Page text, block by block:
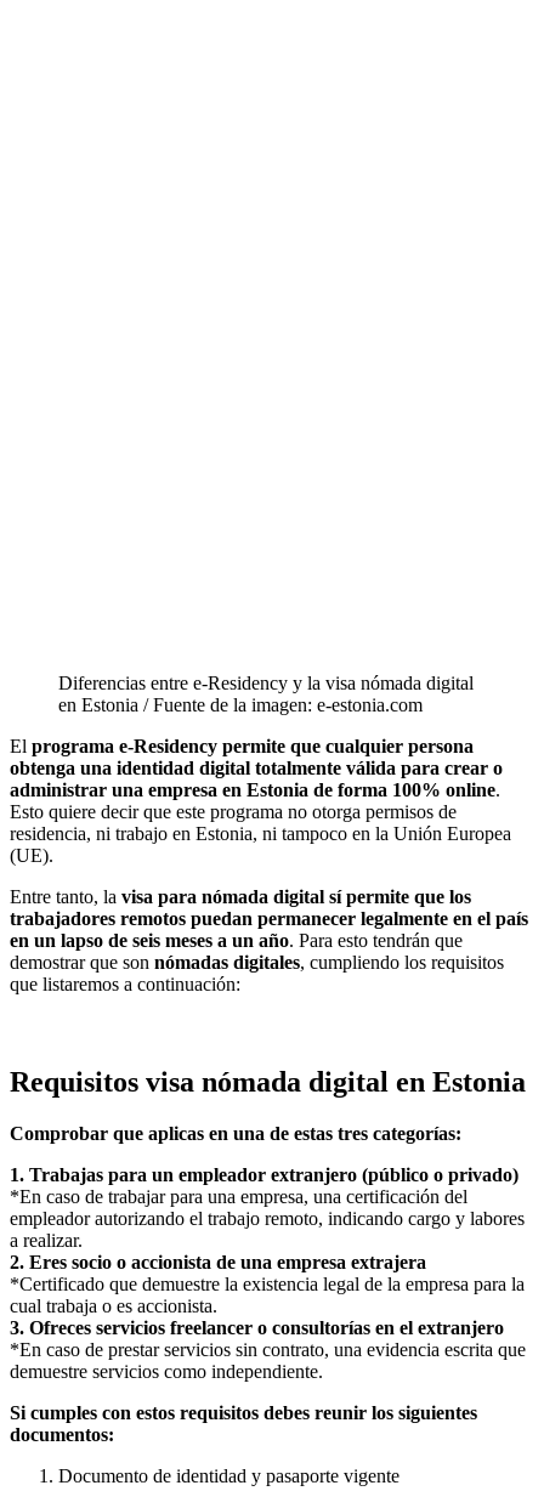
Diferencias entre e-Residency y la visa nómada digital
en Estonia / Fuente de la imagen: e-estonia.com
El programa e-Residency permite que cualquier persona
obtenga una identidad digital totalmente válida para crear o
administrar una empresa en Estonia de forma 100% online.
Esto quiere decir que este programa no otorga permisos de
residencia, ni trabajo en Estonia, ni tampoco en la Unión Europea
(UE).
Entre tanto, la visa para nómada digital sí permite que los
trabajadores remotos puedan permanecer legalmente en el país
en un lapso de seis meses a un año. Para esto tendrán que
demostrar que son nómadas digitales, cumpliendo los requisitos
que listaremos a continuación:
Requisitos visa nómada digital en Estonia
Comprobar que aplicas en una de estas tres categorías:
1. Trabajas para un empleador extranjero (público o privado)
*En caso de trabajar para una empresa, una certificación del
empleador autorizando el trabajo remoto, indicando cargo y labores
a realizar.
2. Eres socio o accionista de una empresa extrajera
*Certificado que demuestre la existencia legal de la empresa para la
cual trabaja o es accionista.
3. Ofreces servicios freelancer o consultorías en el extranjero
*En caso de prestar servicios sin contrato, una evidencia escrita que
demuestre servicios como independiente.
Si cumples con estos requisitos debes reunir los siguientes
documentos:
Documento de identidad y pasaporte vigente